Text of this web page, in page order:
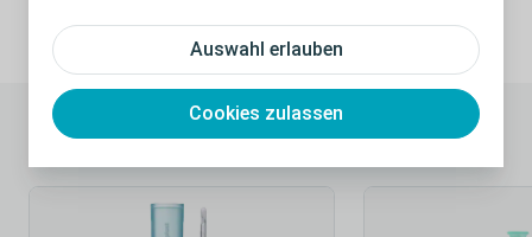
Auswahl erlauben
Cookies zulassen
Studien zeigen, dass SpeediCath aufgrund der
Einfachheit, Geschwindigkeit und Diskretion von den
Anwendern bevorzugt wird(1). SpeediCath ist der
bewährte und zuverlässige Katheter, der seit fast 15
eignet sich somit für Frauen, Männer und Kinder.
Passende Produkte